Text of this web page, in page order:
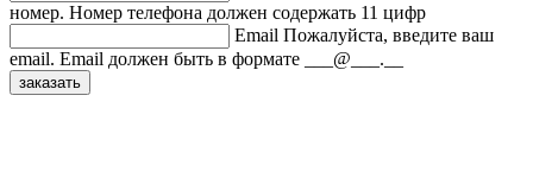
номер. Номер телефона должен содержать 11 цифр
Email Пожалуйста, введите ваш
email. Email должен быть в формате ___@___.__